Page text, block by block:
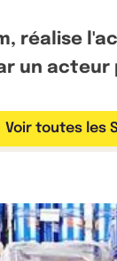
un
Voir toutes les